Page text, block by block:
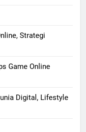
Strategi
Game Online
Digital, Lifestyle